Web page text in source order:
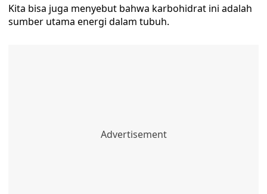
Kita bisa juga menyebut bahwa karbohidrat ini adalah
sumber utama energi dalam tubuh.